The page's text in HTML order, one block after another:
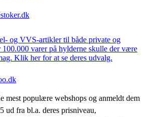
og VVS-artikler til både private og
varer på hylderne skulle der være
Klik her for at se deres udvalg.
mest populære webshops og anmeldt dem
ud fra bl.a. deres prisniveau,